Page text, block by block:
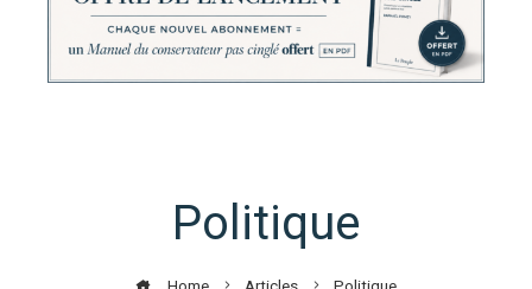
Politique